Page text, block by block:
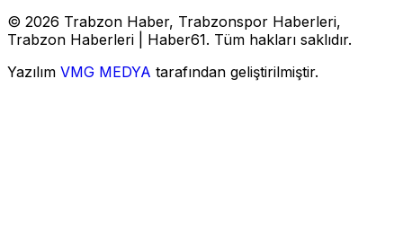
© 2026 Trabzon Haber, Trabzonspor Haberleri,
Trabzon Haberleri | Haber61. Tüm hakları saklıdır.
Yazılım VMG MEDYA tarafından geliştirilmiştir.